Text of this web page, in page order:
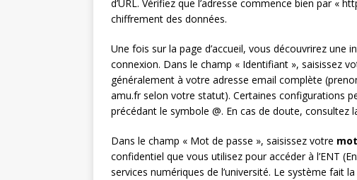
d’URL. Vérifiez que l’adresse commence bien par «
chiffrement des données.
Une fois sur la page d’accueil, vous découvrirez
connexion. Dans le champ « Identifiant », saisissez
généralement à votre adresse email complète
amu.fr selon votre statut). Certaines configurations
précédant le symbole @. En cas de doute,
Dans le champ « Mot de passe », saisissez votre
confidentiel que vous utilisez pour accéder à l’ENT
services numériques de l’université. Le système fait